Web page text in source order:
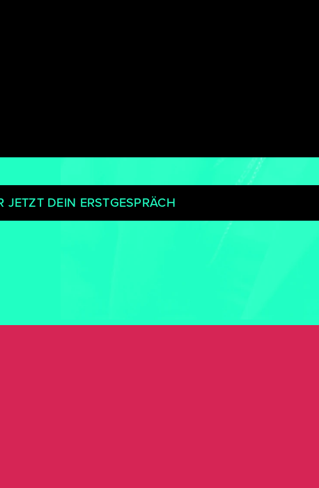
JETZT DEIN ERSTGESPRÄCH